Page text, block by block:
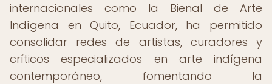
internacionales como la Bienal de Arte
Indígena en Quito, Ecuador, ha permitido
consolidar redes de artistas, curadores y
críticos especializados en arte indígena
contemporáneo, fomentando la